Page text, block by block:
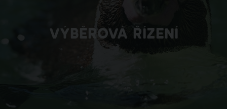
VÝBĚROVÁ ŘÍZENÍ